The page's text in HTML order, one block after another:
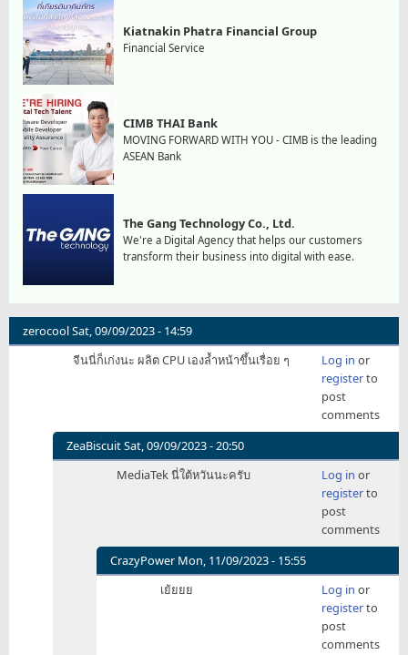
Kiatnakin Phatra Financial Group
Financial Service
CIMB THAI Bank
MOVING FORWARD WITH YOU - CIMB is the leading
ASEAN Bank
The Gang Technology Co., Ltd.
We're a Digital Agency that helps our customers
transform their business into digital with ease.
zerocoolSat, 09/09/2023 - 14:59
จีนนี่ก็เก่งนะ ผลิต CPU เองล้ำหน้าขึ้นเรื่อย ๆ
Log in or
registerto
post
comments
ZeaBiscuitSat, 09/09/2023 - 20:50
In
MediaTek นี่ใต้หวันนะครับ Log in or
registerto
post
comments
CrazyPower Mon, 11/09/2023 - 15:55
In
เย้ยยย Log in or
registerto
post
comments